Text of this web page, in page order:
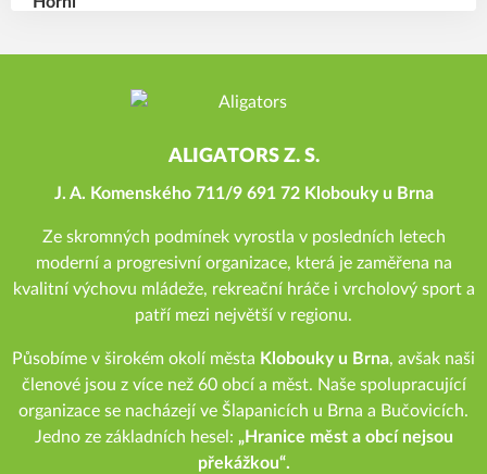
ALIGATORS Z. S.
J. A. Komenského 711/9 691 72 Klobouky u Brna
Ze skromných podmínek vyrostla v posledních letech
moderní a progresivní organizace, která je zaměřena na
kvalitní výchovu mládeže, rekreační hráče i vrcholový sport a
patří mezi největší v regionu.
Působíme v širokém okolí města Klobouky u Brna, avšak naši
členové jsou z více než 60 obcí a měst. Naše spolupracující
organizace se nacházejí ve Šlapanicích u Brna a Bučovicích.
Jedno ze základních hesel: „Hranice měst a obcí nejsou
překážkou“.